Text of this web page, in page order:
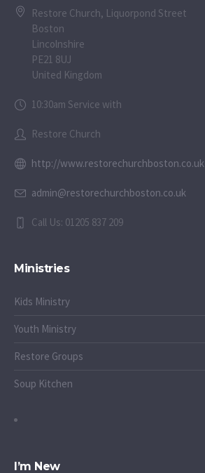
Restore Church, Liquorpond Street
Boston
Lincolnshire
PE21 8UJ
United Kingdom
10:30am Service with
Restore Church
http://www.restorechurchboston.co.uk
admin@restorechurchboston.co.uk
Call Us: 01205 837 209
Ministries
Kids Ministry
Youth Ministry
Restore Groups
Soup Kitchen
I’m New